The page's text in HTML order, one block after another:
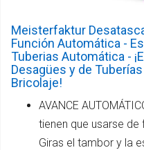
Meisterfaktur
Función Automática -
Tuberias Automática -
Desagües y de
Bricolaje!
AVANCE
tienen que usarse de
Giras el tambor y la